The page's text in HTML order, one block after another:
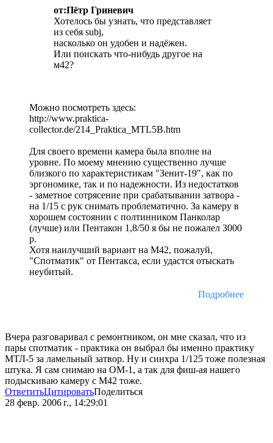
от:Пётр Гриневич
Хотелось бы узнать, что представляет
из себя subj,
насколько он удобен и надёжен.
Или поискать что-нибудь другое на
м42?
Можно посмотреть здесь:
http://www.praktica-
collector.de/214_Praktica_MTL5B.htm
Для своего времени камера была вполне на
уровне. По моему мнению существенно лучше
близкого по характеристикам "Зенит-19", как по
эргономике, так и по надежности. Из недостатков
- заметное сотрясение при срабатывании затвора -
на 1/15 с рук снимать проблематично. За камеру в
хорошем состоянии с полтинником Панколар
(лучше) или Пентакон 1,8/50 я бы не пожалел 3000
р.
Хотя наилучший вариант на М42, пожалуй,
"Спотматик" от Пентакса, если удастся отыскать
неубитый.
Подробнее
Вчера разговаривал с ремонтником, он мне сказал, что из
пары спотматик - практика он выбрал бы именно практику
МТЛ-5 за ламельный затвор. Ну и синхра 1/125 тоже полезная
штука. Я сам снимаю на ОМ-1, а так для фиш-ая нашего
подыскиваю камеру с М42 тоже.
ОтветитьЦитироватьПоделиться
28 февр. 2006 г., 14:29:01